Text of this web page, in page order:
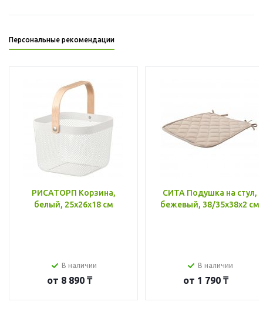
Персональные рекомендации
РИСАТОРП Корзина,
белый, 25x26x18 см
В наличии
от 8 890 ₸
СИТА Подушка на стул,
бежевый, 38/35x38x2 см
В наличии
от 1 790 ₸